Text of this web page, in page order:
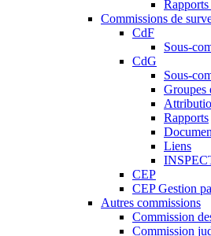
Commissions de
CdF
Sous-
CdG
Sous-
Groupes
Rapports
Liens
CEP
CEP Gestion
Autres commissions
Commission
Commission